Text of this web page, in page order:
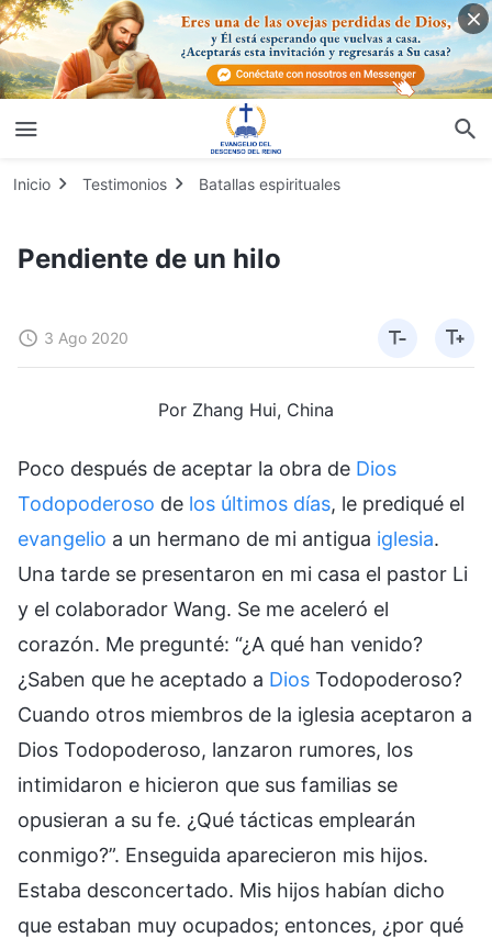
Inicio Testimonios Batallas espirituales
Pendiente de un hilo
3 Ago 2020
Por Zhang Hui, China
Poco después de aceptar la obra de Dios
Todopoderoso de los últimos días, le prediqué el
evangelio a un hermano de mi antigua iglesia.
Una tarde se presentaron en mi casa el pastor Li
y el colaborador Wang. Se me aceleró el
corazón. Me pregunté: “¿A qué han venido?
¿Saben que he aceptado a Dios Todopoderoso?
Cuando otros miembros de la iglesia aceptaron a
Dios Todopoderoso, lanzaron rumores, los
intimidaron e hicieron que sus familias se
opusieran a su fe. ¿Qué tácticas emplearán
conmigo?”. Enseguida aparecieron mis hijos.
Estaba desconcertado. Mis hijos habían dicho
que estaban muy ocupados; entonces, ¿por qué